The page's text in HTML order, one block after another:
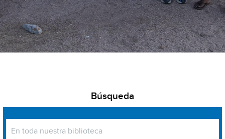
Búsqueda